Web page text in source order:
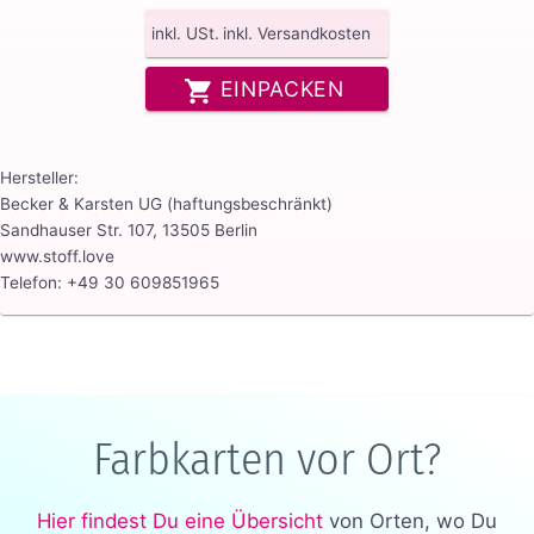
inkl. USt. inkl. Versandkosten
EINPACKEN
Hersteller:
Becker & Karsten UG (haftungsbeschränkt)
Sandhauser Str. 107, 13505 Berlin
www.stoff.love
Telefon: +49 30 609851965
Farbkarten vor Ort?
Hier findest Du eine Übersicht von Orten, wo Du